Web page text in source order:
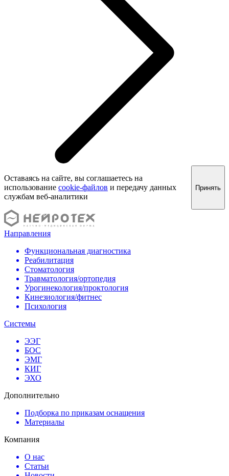
Оставаясь на сайте, вы соглашаетесь на
использование cookie-файлов и передачу данных
службам веб-аналитики
Принять
Направления
Функциональная диагностика
Реабилитация
Стоматология
Травматология/ортопедия
Урогинекология/проктология
Кинезиология/фитнес
Психология
Системы
ЭЭГ
БОС
ЭМГ
КИГ
ЭХО
Дополнительно
Подборка по приказам оснащения
Материалы
Компания
О нас
Статьи